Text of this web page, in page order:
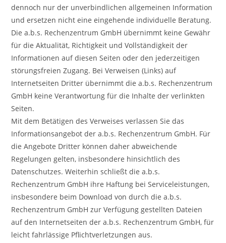
dennoch nur der unverbindlichen allgemeinen Information
und ersetzen nicht eine eingehende individuelle Beratung.
Die a.b.s. Rechenzentrum GmbH übernimmt keine Gewähr
für die Aktualität, Richtigkeit und Vollständigkeit der
Informationen auf diesen Seiten oder den jederzeitigen
störungsfreien Zugang. Bei Verweisen (Links) auf
Internetseiten Dritter übernimmt die a.b.s. Rechenzentrum
GmbH keine Verantwortung für die Inhalte der verlinkten
Seiten.
Mit dem Betätigen des Verweises verlassen Sie das
Informationsangebot der a.b.s. Rechenzentrum GmbH. Für
die Angebote Dritter können daher abweichende
Regelungen gelten, insbesondere hinsichtlich des
Datenschutzes. Weiterhin schließt die a.b.s.
Rechenzentrum GmbH ihre Haftung bei Serviceleistungen,
insbesondere beim Download von durch die a.b.s.
Rechenzentrum GmbH zur Verfügung gestellten Dateien
auf den Internetseiten der a.b.s. Rechenzentrum GmbH, für
leicht fahrlässige Pflichtverletzungen aus.